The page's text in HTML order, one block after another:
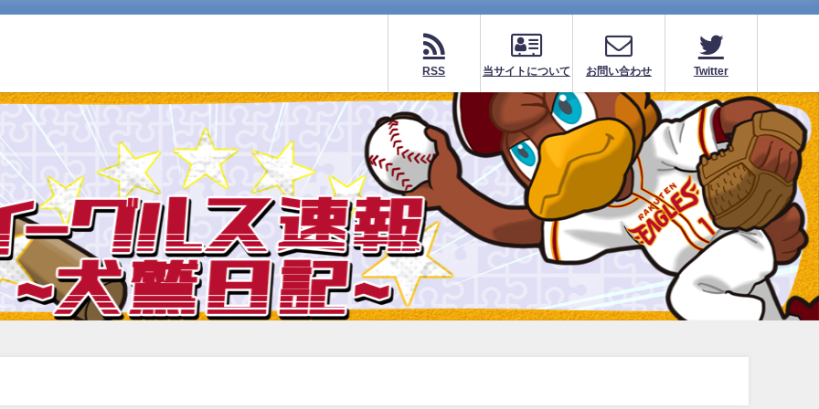
RSS 当サイトについて お問い合わせ Twitter